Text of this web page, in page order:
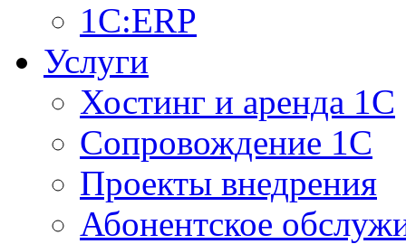
1C:ERP
Услуги
Хостинг и аренда 1С
Сопровождение 1С
Проекты внедрения
Абонентское